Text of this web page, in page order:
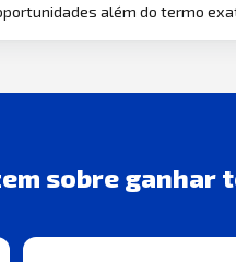
além do termo
sobre ganhar